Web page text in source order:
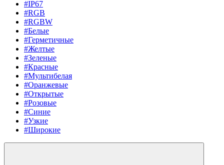
#IP67
#RGB
#RGBW
#Белые
#Герметичные
#Желтые
#Зеленые
#Красные
#Мультибелая
#Оранжевые
#Открытые
#Розовые
#Синие
#Узкие
#Широкие